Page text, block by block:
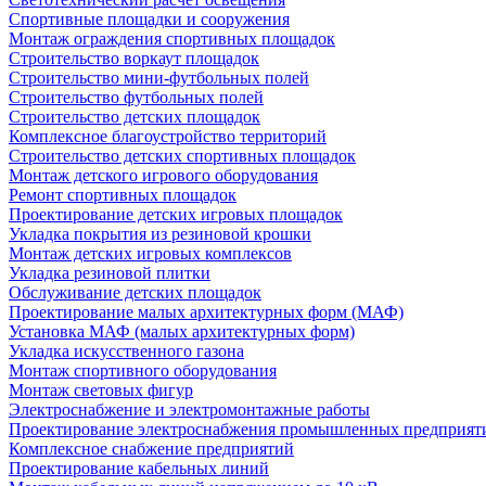
Спортивные площадки и сооружения
Монтаж ограждения спортивных площадок
Строительство воркаут площадок
Строительство мини-футбольных полей
Строительство футбольных полей
Строительство детских площадок
Комплексное благоустройство территорий
Строительство детских спортивных площадок
Монтаж детского игрового оборудования
Ремонт спортивных площадок
Проектирование детских игровых площадок
Укладка покрытия из резиновой крошки
Монтаж детских игровых комплексов
Укладка резиновой плитки
Обслуживание детских площадок
Проектирование малых архитектурных форм (МАФ)
Установка МАФ (малых архитектурных форм)
Укладка искусственного газона
Монтаж спортивного оборудования
Монтаж световых фигур
Электроснабжение и электромонтажные работы
Проектирование электроснабжения промышленных
Комплексное снабжение предприятий
Проектирование кабельных линий